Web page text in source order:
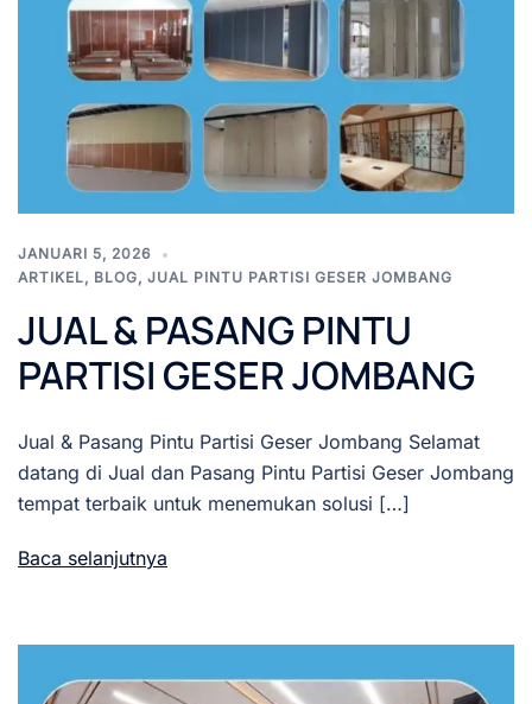
JANUARI 5, 2026
ARTIKEL, BLOG, JUAL PINTU PARTISI GESER JOMBANG
JUAL & PASANG PINTU
PARTISI GESER JOMBANG
Jual & Pasang Pintu Partisi Geser Jombang Selamat
datang di Jual dan Pasang Pintu Partisi Geser Jombang
tempat terbaik untuk menemukan solusi […]
Baca selanjutnya